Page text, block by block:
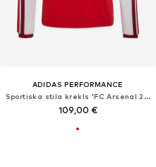
ADIDAS PERFORMANCE
Sportiska stila krekls 'FC Arsenal 26/27'
109,00 €